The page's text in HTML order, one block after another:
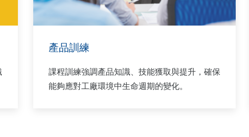
產品訓練
課程訓練強調產品知識、技能獲取與提升，確保
能夠應對工廠環境中生命週期的變化。